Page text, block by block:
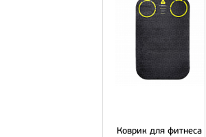
Коврик для фитнеса